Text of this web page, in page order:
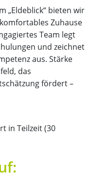
„Eldeblick“ bieten wir
Zuhause
Team legt
und zeichnet
aus. Stärke
das
fördert –
in Teilzeit (30